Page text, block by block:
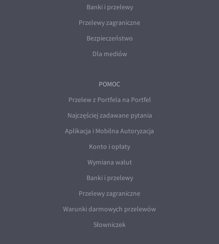
Banki i przelewy
Przelewy zagraniczne
Bezpieczeństwo
Dla mediów
POMOC
Przelew z Portfela na Portfel
Najczęściej zadawane pytania
Aplikacja i Mobilna Autoryzacja
Konto i opłaty
Wymiana walut
Banki i przelewy
Przelewy zagraniczne
Warunki darmowych przelewów
Słowniczek